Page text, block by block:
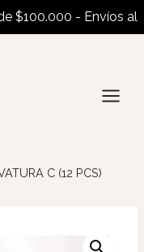
- Envíos al
C (12 PCS)